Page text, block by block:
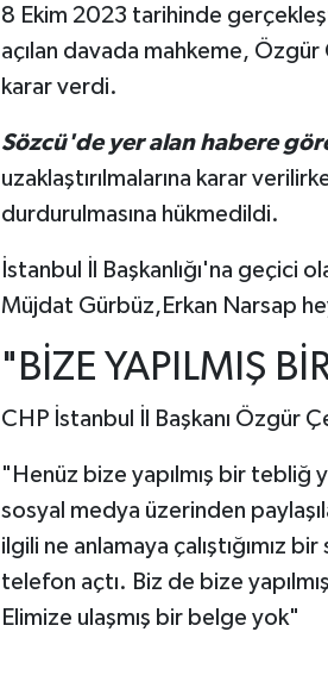
8 Ekim 2023 tarihinde
açılan davada mahkeme,
karar verdi.
Sözcü'de yer alan habere
uzaklaştırılmalarına karar
durdurulmasına hükmedildi.
İstanbul İl Başkanlığı'na geçici
Müjdat Gürbüz,Erkan Narsap
"BİZE YAPILMIŞ
CHP İstanbul İl Başkanı Özgür
"Henüz bize yapılmış bir tebliğ
sosyal medya üzerinden
ilgili ne anlamaya çalıştığımız
telefon açtı. Biz de bize
Elimize ulaşmış bir belge yok"